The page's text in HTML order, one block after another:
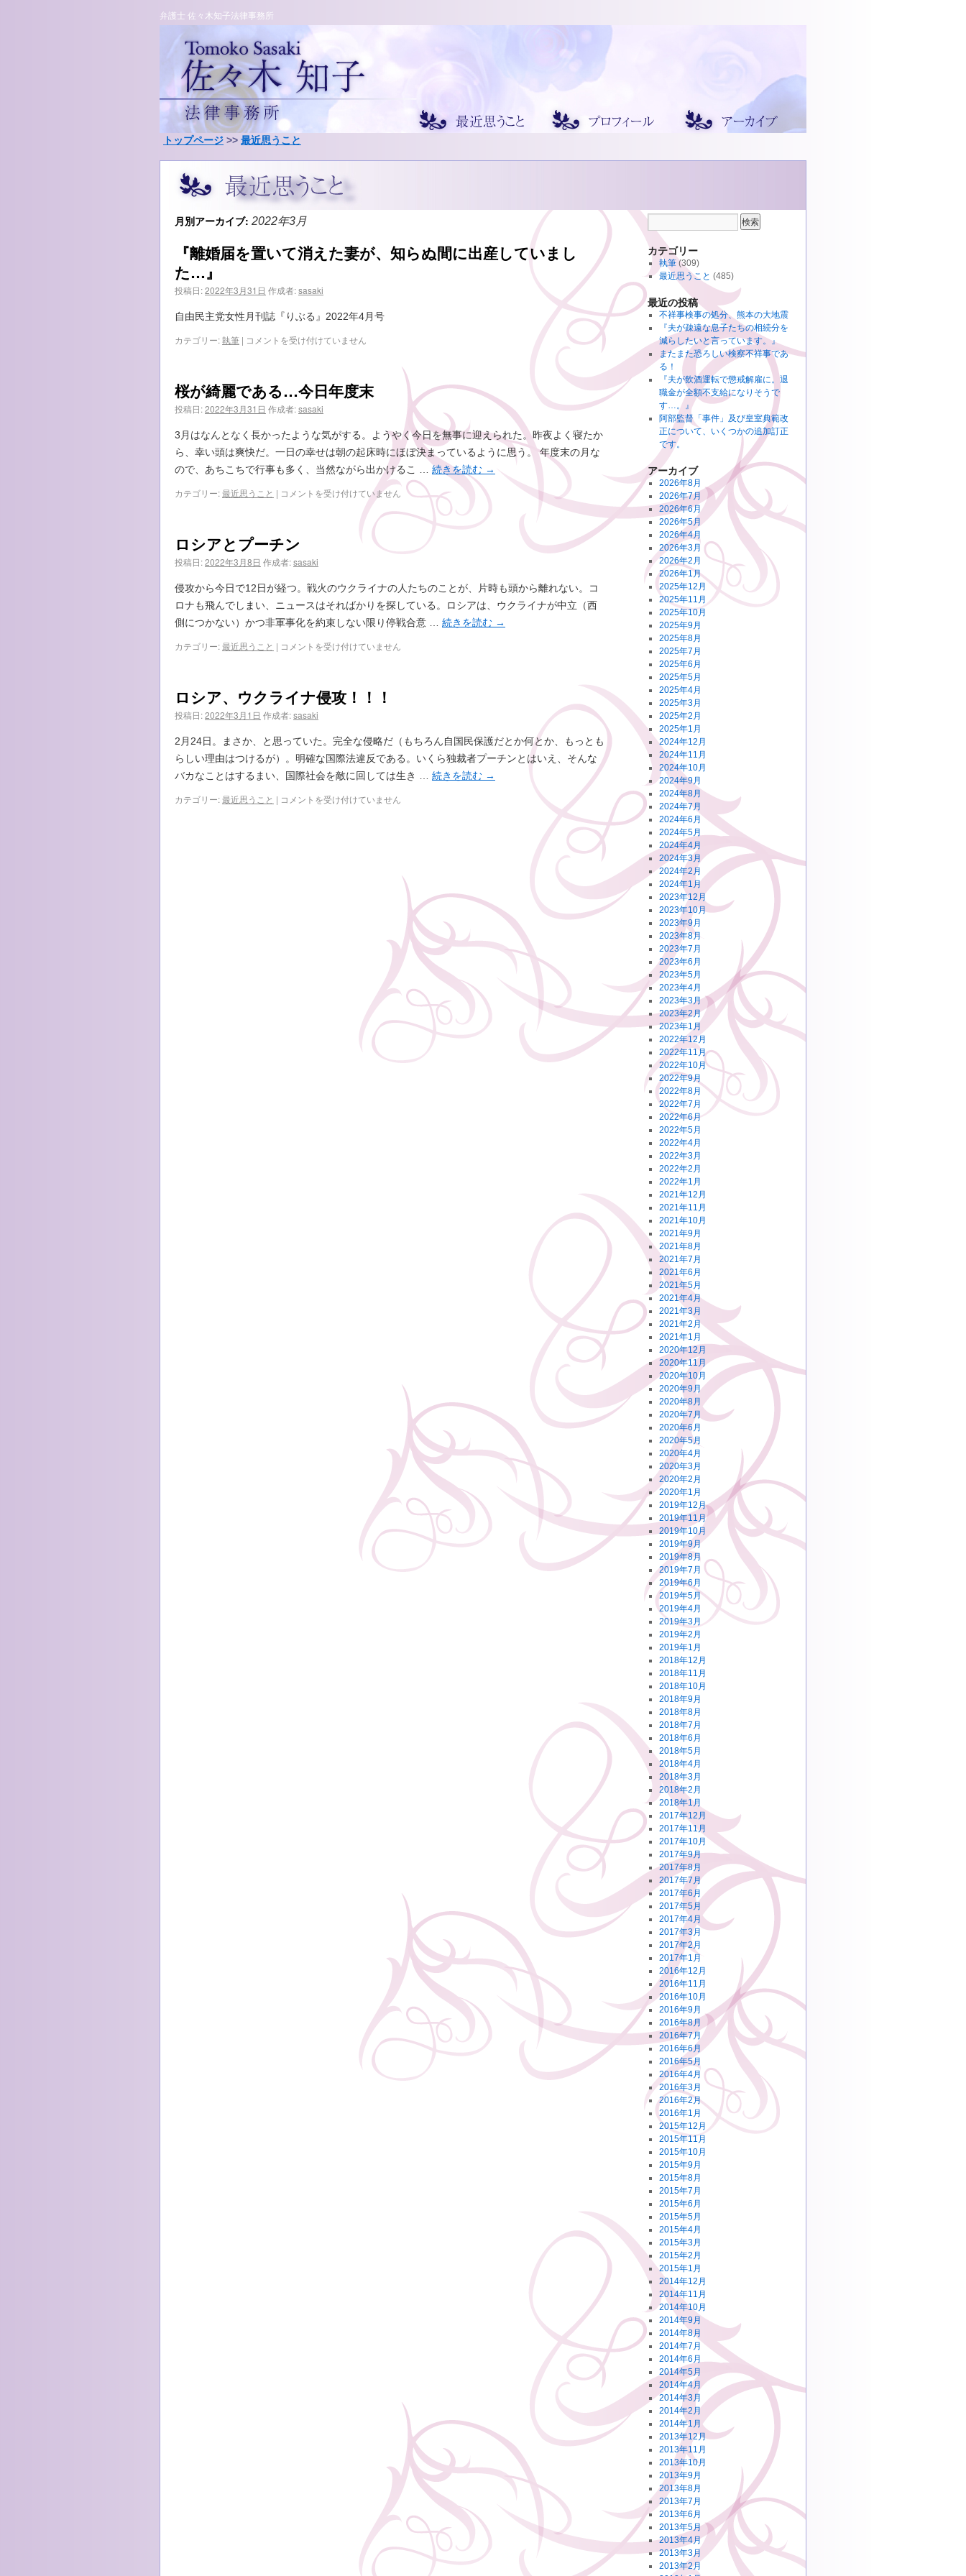
弁護士 佐々木知子法律事務所
トップページ >> 最近思うこと
月別アーカイブ: 2022年3月
『離婚届を置いて消えた妻が、知らぬ間に出産していまし
た…』
投稿日:2022年3月31日 作成者:sasaki
自由民主党女性月刊誌『りぶる』2022年4月号
カテゴリー:執筆 | 『離
置
い
て
消
え
た
妻
知
に
出
し
い
ま
た…』
コメントを受け付けていません
桜が綺麗である…今日年度末
投稿日:2022年3月31日 作成者:sasaki
3月はなんとなく長かったような気がする。ようやく今日を無事に迎えられた。昨夜よく寝たか
ら、幸い頭は爽快だ。一日の幸せは朝の起床時にほぼ決まっているように思う。 年度末の月な
ので、あちこちで行事も多く、当然ながら出かけるこ … 続きを読む →
カテゴリー:最近思うこと | 桜
で
あ
る…
今
日
年
度
は
コメントを受け付けていません
ロシアとプーチン
投稿日:2022年3月8日 作成者:sasaki
侵攻から今日で12日が経つ。戦火のウクライナの人たちのことが、片時も頭から離れない。コ
ロナも飛んでしまい、ニュースはそればかりを探している。ロシアは、ウクライナが中立（西
側につかない）かつ非軍事化を約束しない限り停戦合意 … 続きを読む →
カテゴリー:最近思うこと | ロ
プ
ー
チ
ン
は
コメントを受け付けていません
ロシア、ウクライナ侵攻！！！
投稿日:2022年3月1日 作成者:sasaki
2月24日。まさか、と思っていた。完全な侵略だ（もちろん自国民保護だとか何とか、もっとも
らしい理由はつけるが）。明確な国際法違反である。いくら独裁者プーチンとはいえ、そんな
バカなことはするまい、国際社会を敵に回しては生き … 続きを読む →
カテゴリー:最近思うこと | ロ
コメントを受け付けていません
カテゴリー
執筆(309)
最近思うこと (485)
最近の投稿
不祥事検事の処分、熊本の大地震
『夫が疎遠な息子たちの相続分を
減らしたいと言っています。』
またまた恐ろしい検察不祥事であ
る！
『夫が飲酒運転で懲戒解雇に。退
職金が全額不支給になりそうで
す…。』
阿部監督「事件」及び皇室典範改
正について、いくつかの追加訂正
です。
アーカイブ
2026年8月
2026年7月
2026年6月
2026年5月
2026年4月
2026年3月
2026年2月
2026年1月
2025年12月
2025年11月
2025年10月
2025年9月
2025年8月
2025年7月
2025年6月
2025年5月
2025年4月
2025年3月
2025年2月
2025年1月
2024年12月
2024年11月
2024年10月
2024年9月
2024年8月
2024年7月
2024年6月
2024年5月
2024年4月
2024年3月
2024年2月
2024年1月
2023年12月
2023年10月
2023年9月
2023年8月
2023年7月
2023年6月
2023年5月
2023年4月
2023年3月
2023年2月
2023年1月
2022年12月
2022年11月
2022年10月
2022年9月
2022年8月
2022年7月
2022年6月
2022年5月
2022年4月
2022年3月
2022年2月
2022年1月
2021年12月
2021年11月
2021年10月
2021年9月
2021年8月
2021年7月
2021年6月
2021年5月
2021年4月
2021年3月
2021年2月
2021年1月
2020年12月
2020年11月
2020年10月
2020年9月
2020年8月
2020年7月
2020年6月
2020年5月
2020年4月
2020年3月
2020年2月
2020年1月
2019年12月
2019年11月
2019年10月
2019年9月
2019年8月
2019年7月
2019年6月
2019年5月
2019年4月
2019年3月
2019年2月
2019年1月
2018年12月
2018年11月
2018年10月
2018年9月
2018年8月
2018年7月
2018年6月
2018年5月
2018年4月
2018年3月
2018年2月
2018年1月
2017年12月
2017年11月
2017年10月
2017年9月
2017年8月
2017年7月
2017年6月
2017年5月
2017年4月
2017年3月
2017年2月
2017年1月
2016年12月
2016年11月
2016年10月
2016年9月
2016年8月
2016年7月
2016年6月
2016年5月
2016年4月
2016年3月
2016年2月
2016年1月
2015年12月
2015年11月
2015年10月
2015年9月
2015年8月
2015年7月
2015年6月
2015年5月
2015年4月
2015年3月
2015年2月
2015年1月
2014年12月
2014年11月
2014年10月
2014年9月
2014年8月
2014年7月
2014年6月
2014年5月
2014年4月
2014年3月
2014年2月
2014年1月
2013年12月
2013年11月
2013年10月
2013年9月
2013年8月
2013年7月
2013年6月
2013年5月
2013年4月
2013年3月
2013年2月